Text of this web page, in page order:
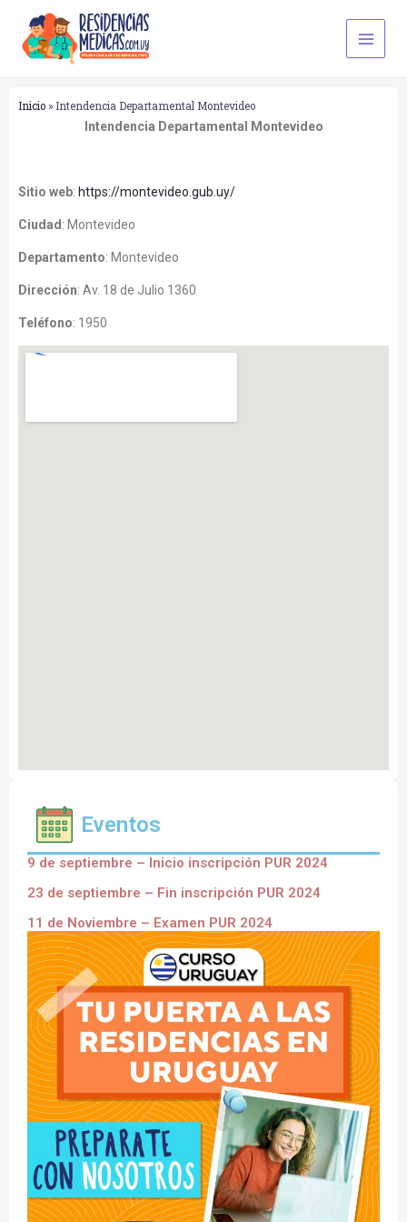
contenido
Main
Menu
Inicio » Intendencia Departamental Montevideo
Intendencia Departamental Montevideo
Sitio web: https://montevideo.gub.uy/
Ciudad : Montevideo
Departamento: Montevideo
Dirección: Av. 18 de Julio 1360
Teléfono: 1950
Eventos
9 de septiembre – Inicio inscripción PUR 2024
23 de septiembre – Fin inscripción PUR 2024
11 de Noviembre – Examen PUR 2024